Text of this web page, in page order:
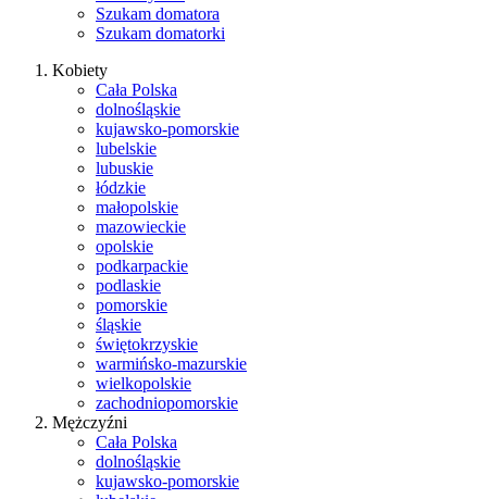
Szukam domatora
Szukam domatorki
Kobiety
Cała Polska
dolnośląskie
kujawsko-pomorskie
lubelskie
lubuskie
łódzkie
małopolskie
mazowieckie
opolskie
podkarpackie
podlaskie
pomorskie
śląskie
świętokrzyskie
warmińsko-mazurskie
wielkopolskie
zachodniopomorskie
Mężczyźni
Cała Polska
dolnośląskie
kujawsko-pomorskie